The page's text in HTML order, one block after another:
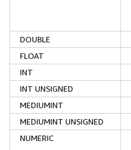
DOUBLE
FLOAT
INT
INT UNSIGNED
MEDIUMINT
MEDIUMINT UNSIGNED
NUMERIC